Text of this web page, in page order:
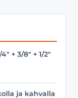
+ 3/8" + 1/2"
ja kahvalla